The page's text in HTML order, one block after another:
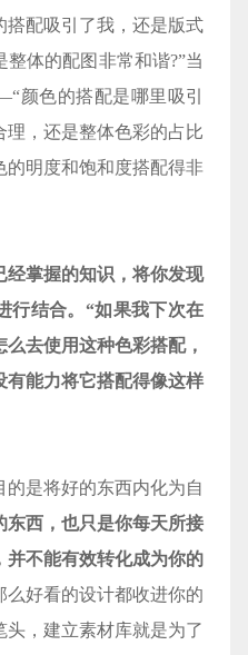
搭配吸引了我，还是版式
体的配图非常和谐?”当
颜色的搭配是哪里吸引
理，还是整体色彩的占比
的明度和饱和度搭配得非
经掌握的知识，将你发现
行结合。 “如果我下次在
去使用这种色彩搭配，
有能力将它搭配得像这样
是将好的东西内化为自
东西，也只是你每天所接
并不能有效转化成为你的
么好看的设计都收进你的
，建立素材库就是为了